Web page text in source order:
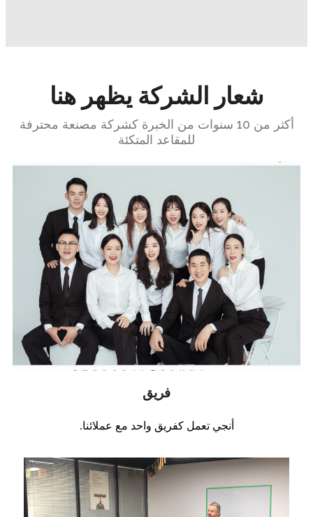
شعار الشركة يظهر هنا
أكثر من 10 سنوات من الخبرة كشركة مصنعة محترفة
للمقاعد المتكئة
فريق
أنجي تعمل كفريق واحد مع عملائنا.